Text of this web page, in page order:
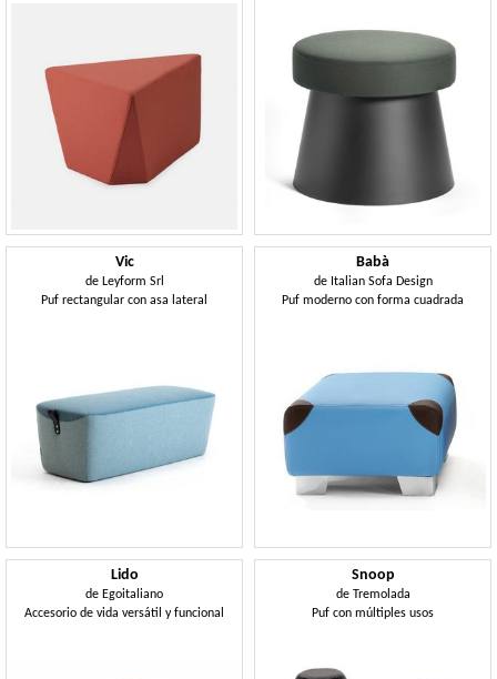
Vic
de Leyform Srl
Puf rectangular con asa lateral
Babà
de Italian Sofa Design
Puf moderno con forma cuadrada
Lido
de Egoitaliano
Accesorio de vida versátil y funcional
Snoop
de Tremolada
Puf con múltiples usos